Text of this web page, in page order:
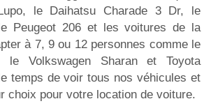
le Daihatsu Charade 3 Dr, le
Peugeot 206 et les voitures de la
à 7, 9 ou 12 personnes comme le
le Volkswagen Sharan et Toyota
temps de voir tous nos véhicules et
choix pour votre location de voiture.